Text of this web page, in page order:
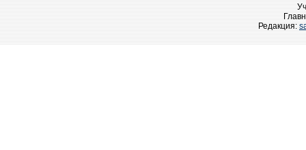
Редакция: